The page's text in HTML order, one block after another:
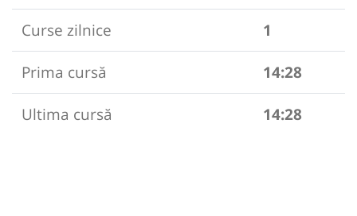
Curse zilnice
1
Prima cursă
14:28
Ultima cursă
14:28